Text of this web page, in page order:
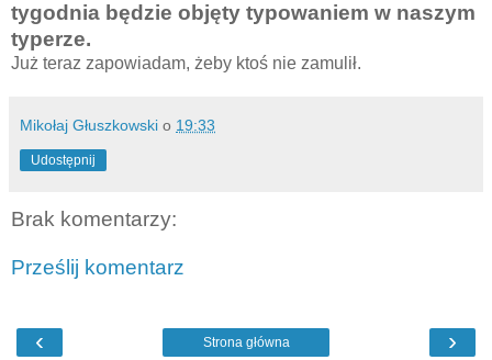
tygodnia będzie objęty typowaniem w naszym
typerze.
Już teraz zapowiadam, żeby ktoś nie zamulił.
Mikołaj Głuszkowski o 19:33
Udostępnij
Brak komentarzy:
Prześlij komentarz
‹ ›
Strona główna